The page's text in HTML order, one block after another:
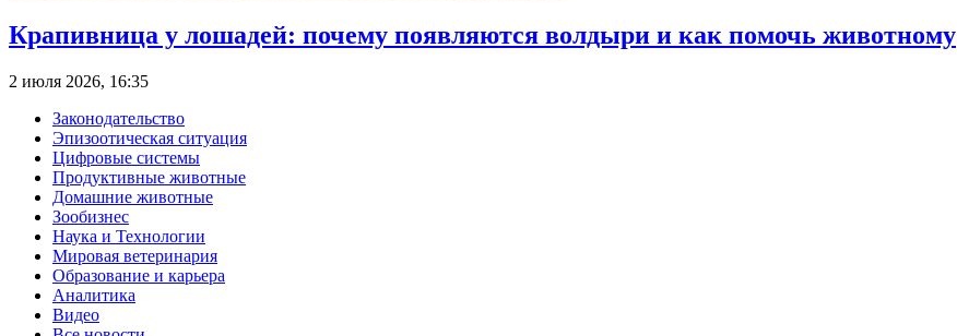
Крапивница у лошадей: почему появляются волдыри и как помочь животному
2 июля 2026, 16:35
Законодательство
Эпизоотическая ситуация
Цифровые системы
Продуктивные животные
Домашние животные
Зообизнес
Наука и Технологии
Мировая ветеринария
Образование и карьера
Аналитика
Видео